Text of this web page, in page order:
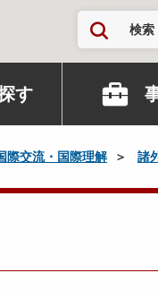
検索
す
際交流・国際理解 諸